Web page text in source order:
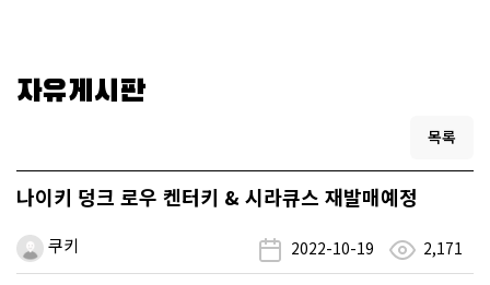
자유게시판
목록
나이키 덩크 로우 켄터키 & 시라큐스 재발매예정
쿠키 2022-10-19 2,171